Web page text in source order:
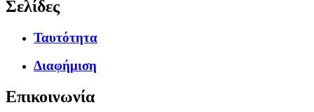
Σελίδες
Ταυτότητα
Διαφήμιση
Επικοινωνία